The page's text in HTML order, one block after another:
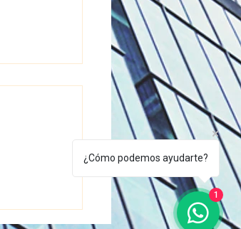
¿Cómo podemos ayudarte?
1